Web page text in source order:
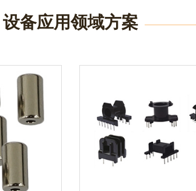
设备应用领域方案